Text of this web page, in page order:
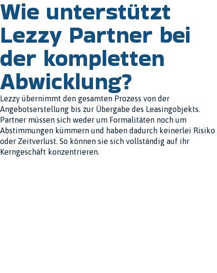
Wie unterstützt
Lezzy Partner bei
der kompletten
Abwicklung?
Lezzy übernimmt den gesamten Prozess von der
Angebotserstellung bis zur Übergabe des Leasingobjekts.
Partner müssen sich weder um Formalitäten noch um
Abstimmungen kümmern und haben dadurch keinerlei Risiko
oder Zeitverlust. So können sie sich vollständig auf ihr
Kerngeschäft konzentrieren.